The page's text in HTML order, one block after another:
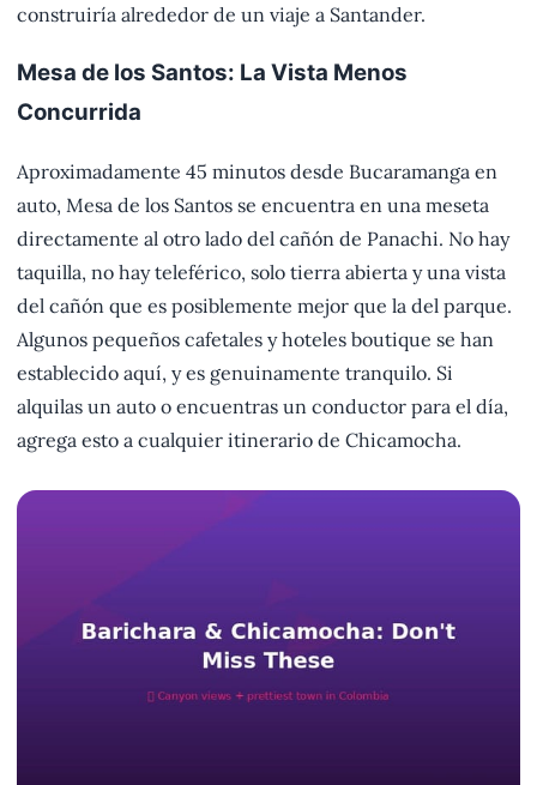
construiría alrededor de un viaje a Santander.
Mesa de los Santos: La Vista Menos
Concurrida
Aproximadamente 45 minutos desde Bucaramanga en
auto, Mesa de los Santos se encuentra en una meseta
directamente al otro lado del cañón de Panachi. No hay
taquilla, no hay teleférico, solo tierra abierta y una vista
del cañón que es posiblemente mejor que la del parque.
Algunos pequeños cafetales y hoteles boutique se han
establecido aquí, y es genuinamente tranquilo. Si
alquilas un auto o encuentras un conductor para el día,
agrega esto a cualquier itinerario de Chicamocha.